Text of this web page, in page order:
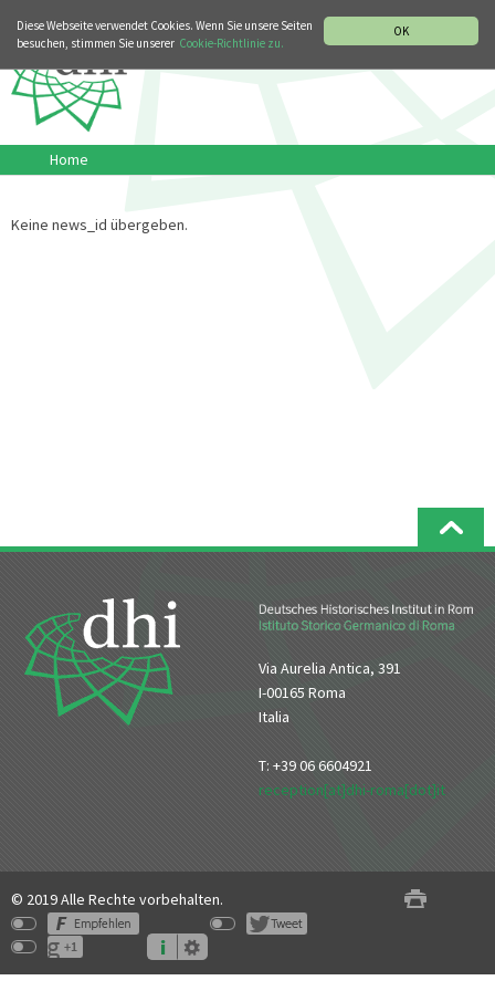
OK
Diese Webseite verwendet Cookies. Wenn Sie unsere Seiten
besuchen, stimmen Sie unserer Cookie-Richtlinie zu.
Home
Keine news_id übergeben.
Via Aurelia Antica, 391
I-00165 Roma
Italia
T: +39 06 6604921
reception[at]dhi-roma[dot]it
© 2019 Alle Rechte vorbehalten.